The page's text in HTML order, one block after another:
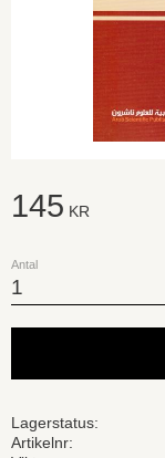
145 KR
Antal
Lagerstatus
Artikelnr